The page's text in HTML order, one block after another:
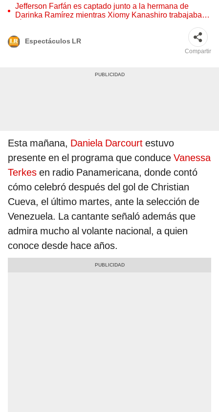
Jefferson Farfán es captado junto a la hermana de
Darinka Ramírez mientras Xiomy Kanashiro trabajaba:
Espectáculos LR
Compartir
Esta mañana, Daniela Darcourt estuvo
presente en el programa que conduce Vanessa
Terkes en radio Panamericana, donde contó
cómo celebró después del gol de Christian
Cueva, el último martes, ante la selección de
Venezuela. La cantante señaló además que
admira mucho al volante nacional, a quien
conoce desde hace años.